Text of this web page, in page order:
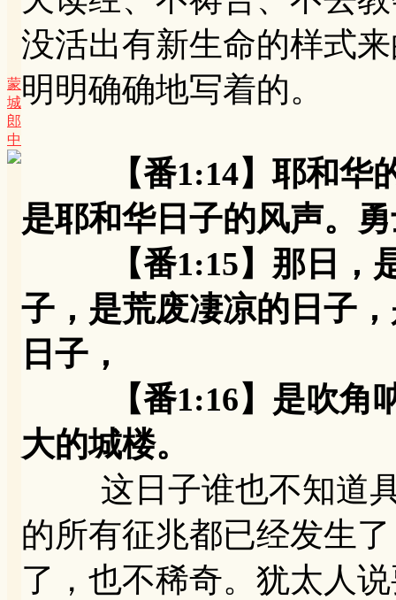
蒙
城
郎
中
没活出有新生命的样式
明明确确地写着的。
【番1:14】耶和
是耶和华日子的风声。
【番1:15】那日，是
子，是荒废凄凉的日子
日子，
【番1:16】是吹角呐
大的城楼。
这日子谁也不知道具
的所有征兆都已经发生
了，也不稀奇。犹太人